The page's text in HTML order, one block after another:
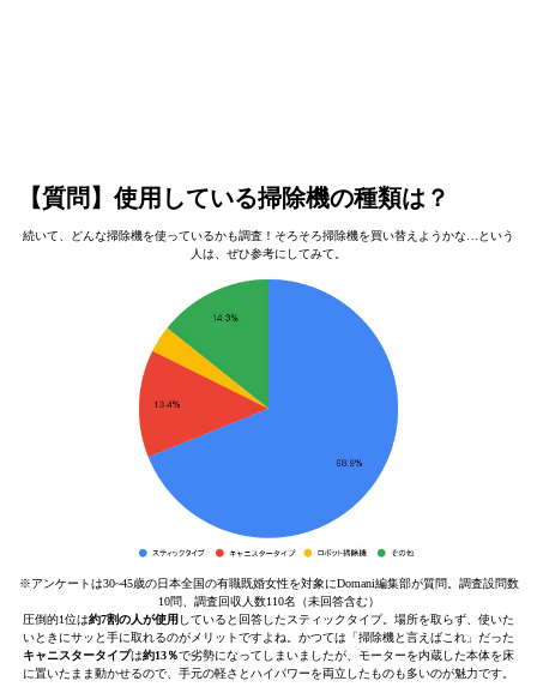
【質問】使用している掃除機の種類は？
続いて、どんな掃除機を使っているかも調査！そろそろ掃除機を買い替えようかな…という
人は、ぜひ参考にしてみて。
※アンケートは30~45歳の日本全国の有職既婚女性を対象にDomani編集部が質問。調査設問数
10問、調査回収人数110名（未回答含む）
圧倒的1位は約7割の人が使用 していると回答したスティックタイプ。場所を取らず、使いた
いときにサッと手に取れるのがメリットですよね。かつては「掃除機と言えばこれ」だった
キャニスタータイプは約13％で劣勢になってしまいましたが、モーターを内蔵した本体を床
に置いたまま動かせるので、手元の軽さとハイパワーを両立したものも多いのが魅力です。